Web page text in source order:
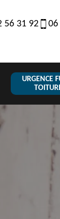
56 31 92 06
URGENCE
de